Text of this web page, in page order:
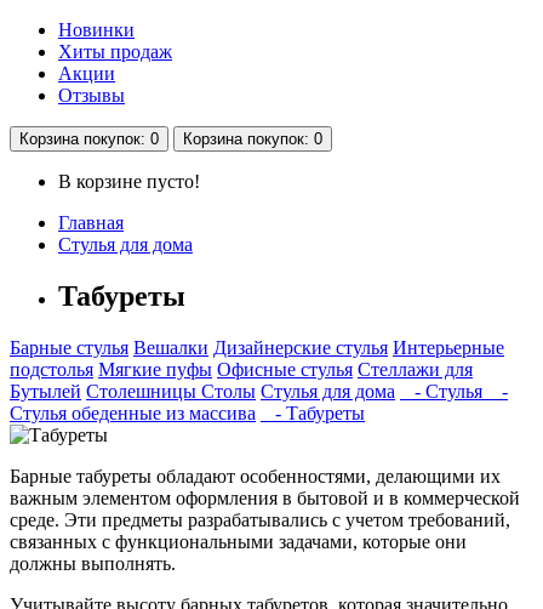
Новинки
Хиты продаж
Акции
Отзывы
Корзинапокупок: 0 Корзинапокупок: 0
В корзине пусто!
Главная
Стулья для дома
Табуреты
Барные стулья Вешалки Дизайнерские стулья Интерьерные
подстолья Мягкие пуфы Офисные стулья Стеллажи для
Бутылей Столешницы Столы Стулья для дома - Стулья
-
Стулья обеденные из маcсива
- Табуреты
Барные табуреты обладают особенностями, делающими их
важным элементом оформления в бытовой и в коммерческой
среде. Эти предметы разрабатывались с учетом требований,
связанных с функциональными задачами, которые они
должны выполнять.
Учитывайте высоту барных табуретов, которая значительно